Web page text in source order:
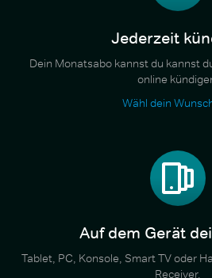
Jederzeit
Dein Monatsabo kannst du kannst
online
Wähl dein
Auf dem Gerät
Tablet, PC, Konsole, Smart TV oder
Receiver.